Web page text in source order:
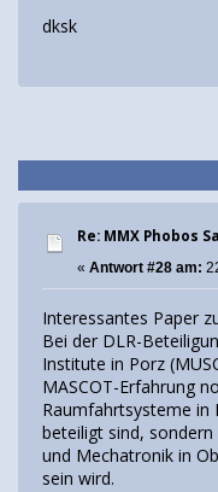
dksk
Re: MMX Phobos
« Antwort #28 am:
Interessantes Paper
Bei der DLR-
Institute in Porz
MASCOT-Erfahrung
Raumfahrtsysteme in
beteiligt sind,
und Mechatronik in
sein wird.